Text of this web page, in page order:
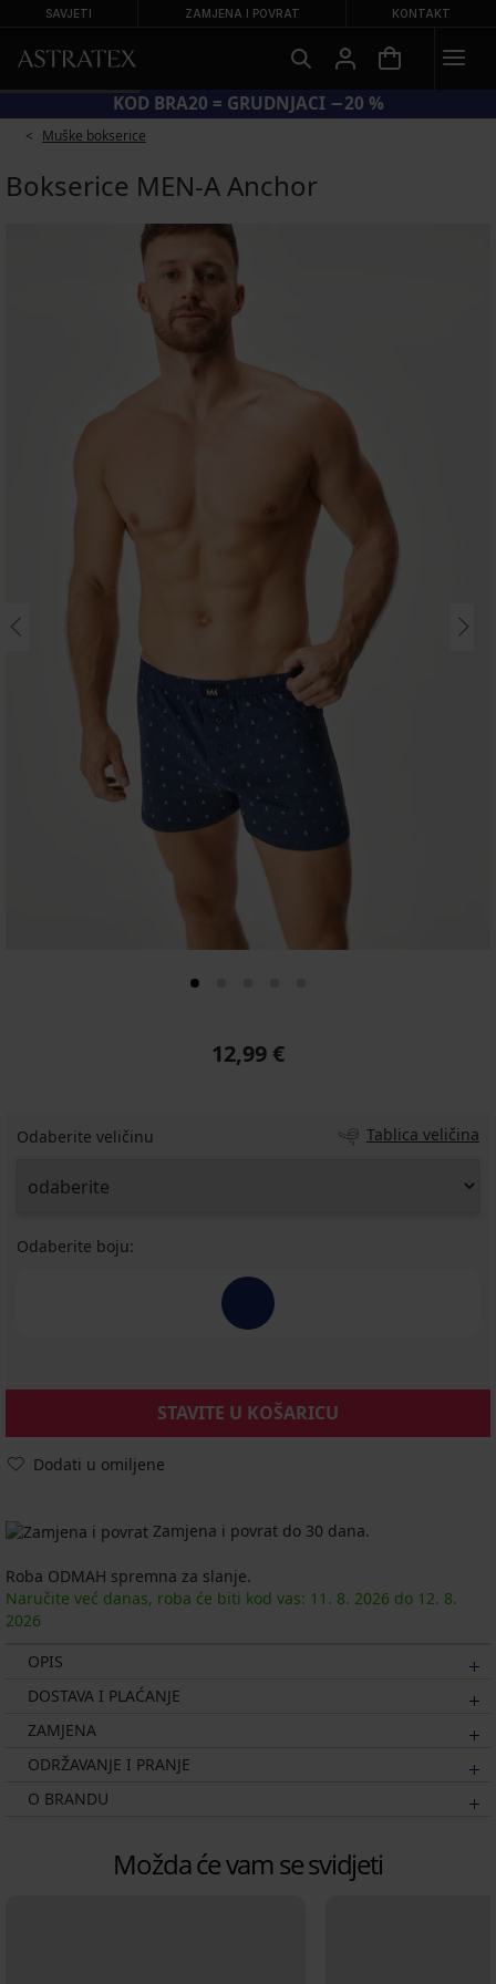
SAVJETI ZAMJENA I POVRAT KONTAKT
KOD BRA20 = GRUDNJACI −20 %
Muške bokserice
Bokserice MEN-A Anchor
12,99 €
Odaberite veličinu Tablica veličina
Odaberite boju:
STAVITE U KOŠARICU
Dodati u omiljene
Zamjena i povrat do 30 dana.
Roba ODMAH spremna za slanje.
Naručite već danas, roba će biti kod vas: 11. 8. 2026 do 12. 8.
2026
OPIS
DOSTAVA I PLAĆANJE
ZAMJENA
ODRŽAVANJE I PRANJE
O BRANDU
Možda će vam se svidjeti